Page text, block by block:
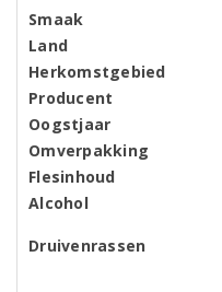
Smaak
Land
Herkomstgebied
Producent
Oogstjaar
Omverpakking
Flesinhoud
Alcohol
Druivenrassen